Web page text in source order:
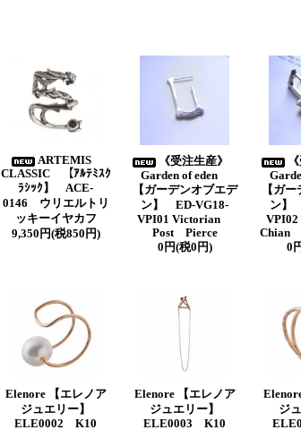
ARTEMIS
CLASSIC 【ｱﾙﾃﾐｽｸ
ﾗｼｯｸ】 ACE-
0146 ウリエルトリ
ッキーイヤカフ
9,350円(税850円)
《受注生産》
Garden of eden
【ガーデンオブエデ
ン】 ED-VG18-
VPI01 Victorian
Post Pierce
0円(税0円)
【ガ
ン】
Chian
0
Elenore 【エレノア
ジュエリー】
ELE0002 K10
Elenore 【エレノア
ジュエリー】
ELE0003 K10
ジ